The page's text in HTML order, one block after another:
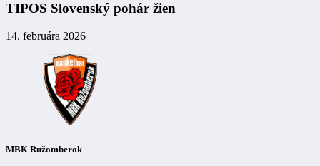
TIPOS Slovenský pohár žien
14. februára 2026
MBK Ružomberok